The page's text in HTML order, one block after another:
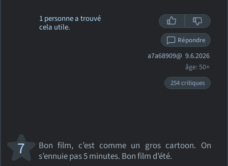
1 personne a trouvé
cela utile.
Répondre
a7a68909@ 9.6.2026
âge: 50+
254 critiques
Bon film, c’est comme un gros cartoon. On
s’ennuie pas 5 minutes. Bon film d’été.
7